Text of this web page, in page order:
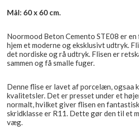
Mål: 60 x 60 cm.
Noormood Beton Cemento STE08 er
hjem et moderne og eksklusivt udtryk.
det nordiske og rå udtryk. Flisen er
sammen og få smalle fuger.
Denne flise er lavet af porcelæn, ogsaa
kvalitetsler. Det er presset under et
normalt, hvilket giver flisen en
skridklasse er R11. Dette gør den til et
væg.